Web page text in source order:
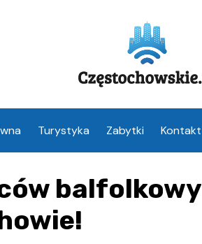
Turystyka Zabytki Kontakt